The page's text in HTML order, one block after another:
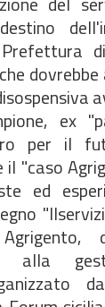
ex
per il
"caso
ed
alla